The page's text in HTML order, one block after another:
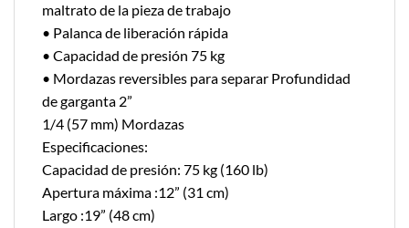
maltrato de la pieza de trabajo
• Palanca de liberación rápida
• Capacidad de presión 75 kg
• Mordazas reversibles para separar Profundidad
de garganta 2”
1/4 (57 mm) Mordazas
Especificaciones:
Capacidad de presión: 75 kg (160 lb)
Apertura máxima :12” (31 cm)
Largo :19” (48 cm)